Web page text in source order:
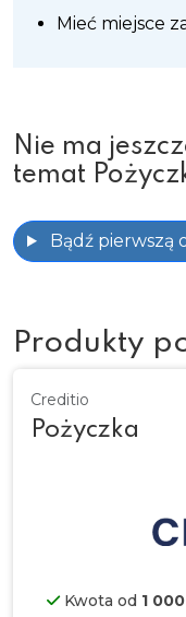
Mieć miejsce
Nie ma
temat
Bądź pierwszą
Produkty
Creditio
Pożyczka
Kwota od 1 000